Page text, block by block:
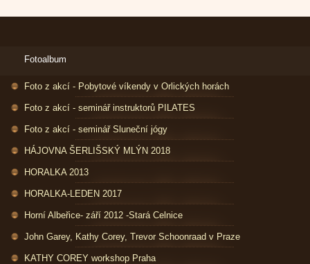
Fotoalbum
Foto z akcí - Pobytové víkendy v Orlických horách
Foto z akcí - seminář instruktorů PILATES
Foto z akcí - seminář Sluneční jógy
HÁJOVNA ŠERLIŠSKÝ MLÝN 2018
HORALKA 2013
HORALKA-LEDEN 2017
Horní Albeřice- září 2012 -Stará Celnice
John Garey, Kathy Corey, Trevor Schoonraad v Praze
KATHY COREY workshop Praha